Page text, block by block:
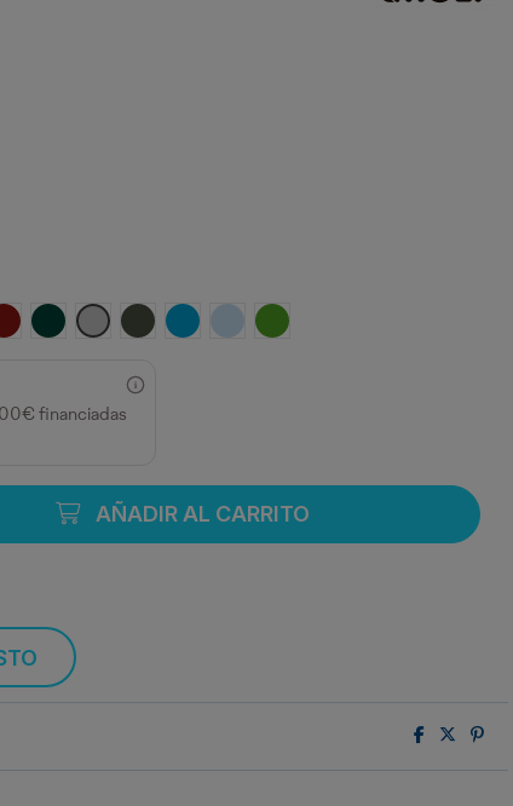
GRANATEVERDE BOTELLA
GRIS VIGOREPLOMO OSCURO
TURQUESACELESTEVERDE GRASS
financiadas
AÑADIR AL CARRITO